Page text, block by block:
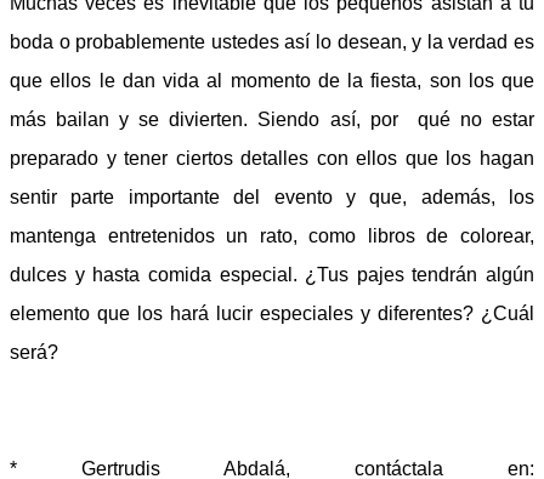
boda o probablemente ustedes así lo desean, y la verdad es
que ellos le dan vida al momento de la fiesta, son los que
más bailan y se divierten. Siendo así, por
qué no estar
preparado y tener ciertos detalles con ellos que los hagan
sentir parte importante del evento y que, además, los
mantenga entretenidos un rato, como libros de colorear,
dulces y hasta comida especial. ¿Tus pajes tendrán algún
elemento que los hará lucir especiales y diferentes? ¿Cuál
será?
* Gertrudis Abdalá, contáctala en: